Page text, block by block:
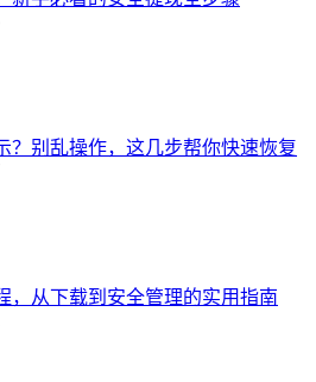
？别乱操作，这几步帮你快速恢复
，从下载到安全管理的实用指南